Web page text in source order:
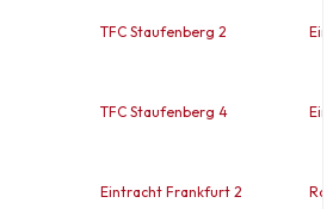
TFC Staufenberg 2
TFC Staufenberg 4
Eintracht Frankfurt 2